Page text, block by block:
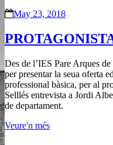
May 23, 2018
Des de l’IES Pare Arques
per presentar la seua oferta
professional bàsica, per al
Selllés entrevista a Jordi
de departament.
Veure'n més